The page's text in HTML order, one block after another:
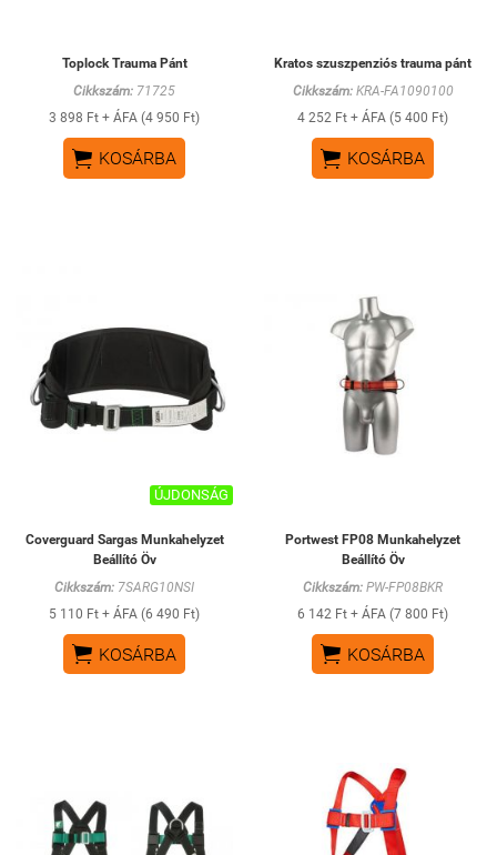
Toplock Trauma Pánt
Cikkszám: 71725
3 898 Ft + ÁFA (4 950 Ft)
 KOSÁRBA
Kratos szuszpenziós trauma pánt
Cikkszám:KRA-FA1090100
4 252 Ft + ÁFA (5 400 Ft)
 KOSÁRBA
ÚJDONSÁG
Coverguard Sargas Munkahelyzet
Beállító Öv
Cikkszám: 7SARG10NSI
5 110 Ft + ÁFA (6 490 Ft)
 KOSÁRBA
Portwest FP08 Munkahelyzet
Beállító Öv
Cikkszám: PW-FP08BKR
6 142 Ft + ÁFA (7 800 Ft)
 KOSÁRBA